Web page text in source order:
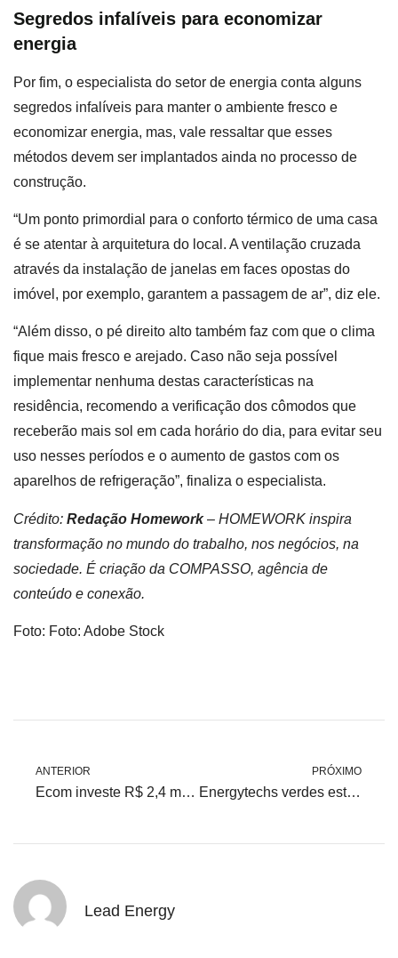
Segredos infalíveis para economizar
energia
Por fim, o especialista do setor de energia conta alguns
segredos infalíveis para manter o ambiente fresco e
economizar energia, mas, vale ressaltar que esses
métodos devem ser implantados ainda no processo de
construção.
“Um ponto primordial para o conforto térmico de uma casa
é se atentar à arquitetura do local. A ventilação cruzada
através da instalação de janelas em faces opostas do
imóvel, por exemplo, garantem a passagem de ar”, diz ele.
“Além disso, o pé direito alto também faz com que o clima
fique mais fresco e arejado. Caso não seja possível
implementar nenhuma destas características na
residência, recomendo a verificação dos cômodos que
receberão mais sol em cada horário do dia, para evitar seu
uso nesses períodos e o aumento de gastos com os
aparelhos de refrigeração”, finaliza o especialista.
Crédito: Redação Homework– HOMEWORK inspira
transformação no mundo do trabalho, nos negócios, na
sociedade. É criação da COMPASSO, agência de
conteúdo e conexão.
Foto: Foto: Adobe Stock
ANTERIOR
Ecom investe R$ 2,4 milhões na startup Lead Energy
PRÓXIMO
Energytechs verdes estão bombando
Lead Energy